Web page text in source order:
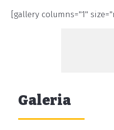
[gallery columns="1"
Galeria